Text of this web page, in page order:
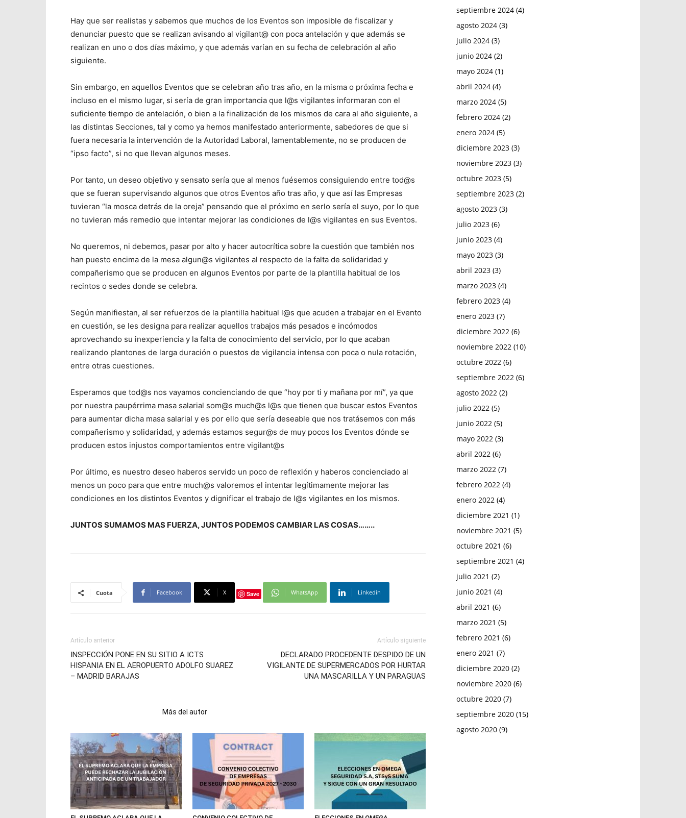
Hay que ser realistas y sabemos que muchos de los Eventos son imposible de fiscalizar y
denunciar puesto que se realizan avisando al vigilant@ con poca antelación y que además se
realizan en uno o dos días máximo, y que además varían en su fecha de celebración al año
siguiente.
Sin embargo, en aquellos Eventos que se celebran año tras año, en la misma o próxima fecha e
incluso en el mismo lugar, si sería de gran importancia que l@s vigilantes informaran con el
suficiente tiempo de antelación, o bien a la finalización de los mismos de cara al año siguiente, a
las distintas Secciones, tal y como ya hemos manifestado anteriormente, sabedores de que si
fuera necesaria la intervención de la Autoridad Laboral, lamentablemente, no se producen de
“ipso facto”, si no que llevan algunos meses.
Por tanto, un deseo objetivo y sensato sería que al menos fuésemos consiguiendo entre tod@s
que se fueran supervisando algunos que otros Eventos año tras año, y que así las Empresas
tuvieran “la mosca detrás de la oreja” pensando que el próximo en serlo sería el suyo, por lo que
no tuvieran más remedio que intentar mejorar las condiciones de l@s vigilantes en sus Eventos.
No queremos, ni debemos, pasar por alto y hacer autocrítica sobre la cuestión que también nos
han puesto encima de la mesa algun@s vigilantes al respecto de la falta de solidaridad y
compañerismo que se producen en algunos Eventos por parte de la plantilla habitual de los
recintos o sedes donde se celebra.
Según manifiestan, al ser refuerzos de la plantilla habitual l@s que acuden a trabajar en el Evento
en cuestión, se les designa para realizar aquellos trabajos más pesados e incómodos
aprovechando su inexperiencia y la falta de conocimiento del servicio, por lo que acaban
realizando plantones de larga duración o puestos de vigilancia intensa con poca o nula rotación,
entre otras cuestiones.
Esperamos que tod@s nos vayamos concienciando de que “hoy por ti y mañana por mí”, ya que
por nuestra paupérrima masa salarial som@s much@s l@s que tienen que buscar estos Eventos
para aumentar dicha masa salarial y es por ello que sería deseable que nos tratásemos con más
compañerismo y solidaridad, y además estamos segur@s de muy pocos los Eventos dónde se
producen estos injustos comportamientos entre vigilant@s
Por último, es nuestro deseo haberos servido un poco de reflexión y haberos concienciado al
menos un poco para que entre much@s valoremos el intentar legítimamente mejorar las
condiciones en los distintos Eventos y dignificar el trabajo de l@s vigilantes en los mismos.
JUNTOS SUMAMOS MAS FUERZA, JUNTOS PODEMOS CAMBIAR LAS COSAS……..
Cuota Facebook X Save WhatsApp Linkedin
Artículo anterior
INSPECCIÓN PONE EN SU SITIO A ICTS
HISPANIA EN EL AEROPUERTO ADOLFO SUAREZ
– MADRID BARAJAS
Artículo siguiente
DECLARADO PROCEDENTE DESPIDO DE UN
VIGILANTE DE SUPERMERCADOS POR HURTAR
UNA MASCARILLA Y UN PARAGUAS
Más del autor
septiembre 2024 (4)
agosto 2024 (3)
julio 2024 (3)
junio 2024 (2)
mayo 2024 (1)
abril 2024 (4)
marzo 2024 (5)
febrero 2024 (2)
enero 2024 (5)
diciembre 2023 (3)
noviembre 2023 (3)
octubre 2023 (5)
septiembre 2023 (2)
agosto 2023 (3)
julio 2023 (6)
junio 2023 (4)
mayo 2023 (3)
abril 2023 (3)
marzo 2023 (4)
febrero 2023 (4)
enero 2023 (7)
diciembre 2022 (6)
noviembre 2022 (10)
octubre 2022 (6)
septiembre 2022 (6)
agosto 2022 (2)
julio 2022 (5)
junio 2022 (5)
mayo 2022 (3)
abril 2022 (6)
marzo 2022 (7)
febrero 2022 (4)
enero 2022 (4)
diciembre 2021 (1)
noviembre 2021 (5)
octubre 2021 (6)
septiembre 2021 (4)
julio 2021 (2)
junio 2021 (4)
abril 2021 (6)
marzo 2021 (5)
febrero 2021 (6)
enero 2021 (7)
diciembre 2020 (2)
noviembre 2020 (6)
octubre 2020 (7)
septiembre 2020 (15)
agosto 2020 (9)